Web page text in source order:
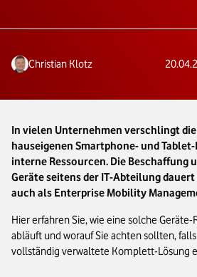
Christian Klotz
In vielen Unternehmen verschlingt
hauseigenen Smartphone- und
interne Ressourcen. Die Beschaffung
Geräte seitens der IT-Abteilung
auch als Enterprise Mobility
Hier erfahren Sie, wie eine solche
abläuft und worauf Sie achten sollten,
vollständig verwaltete Komplett-Lösung